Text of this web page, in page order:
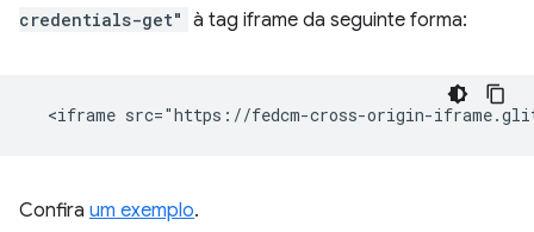
credentials-get" à tag iframe da seguinte forma:
Confira um exemplo.